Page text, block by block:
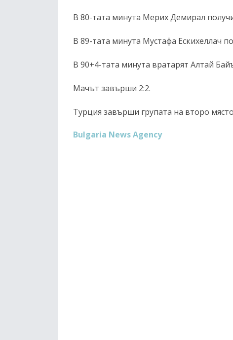
В 80-тата минута Мерих Демирал
В 89-тата минута Мустафа Ескихеллач
В 90+4-тата минута вратарят Алтай
Мачът завърши 2:2.
Турция завърши групата на второ
Bulgaria News Agency